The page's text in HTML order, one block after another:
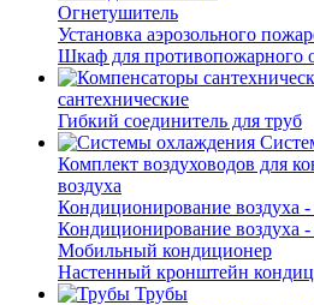
Огнетушитель
Установка аэрозольного
Шкаф для противопожарного
сантехнические
Гибкий соединитель для труб
Комплект воздуховодов для
воздуха
Кондиционирование воздуха
Кондиционирование воздуха
Мобильный кондиционер
Настенный кронштейн
Трубы